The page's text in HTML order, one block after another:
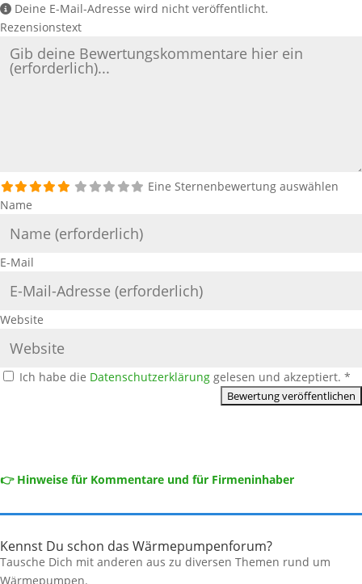
Deine E-Mail-Adresse wird nicht veröffentlicht.
Rezensionstext
Eine Sternenbewertung auswählen
Name
E-Mail
Website
Ich habe die Datenschutzerklärung gelesen und akzeptiert. *
👉 Hinweise für Kommentare und für Firmeninhaber
Kennst Du schon das Wärmepumpenforum?
Tausche Dich mit anderen aus zu diversen Themen rund um
Wärmepumpen.